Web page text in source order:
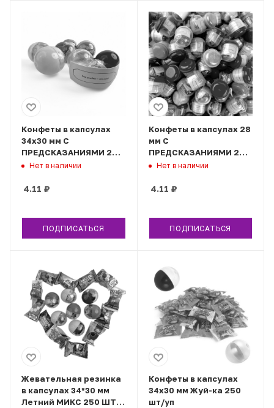
Конфеты в капсулах
34х30 мм С
ПРЕДСКАЗАНИЯМИ 250
штНет в наличии
4.11 ₽
ПОДПИСАТЬСЯ
Конфеты в капсулах 28
мм С
ПРЕДСКАЗАНИЯМИ 250
штНет в наличии
4.11 ₽
ПОДПИСАТЬСЯ
Жевательная резинка
в капсулах 34*30 мм
Летний МИКС 250 ШТ/
Конфеты в капсулах
34х30 мм Жуй-ка 250
шт/уп